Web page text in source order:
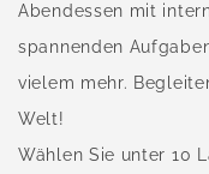
Abendessen mit
spannenden
vielem mehr.
Welt!
Wählen Sie unter 10